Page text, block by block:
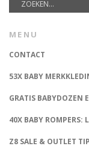
MENU
CONTACT
53X BABY
GRATIS BABYDOZEN
40X BABY ROMPERS:
Z8 SALE & OUTLET